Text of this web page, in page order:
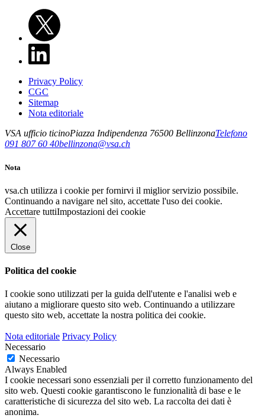
Privacy Policy
CGC
Sitemap
Nota editoriale
VSA ufficio ticinoPiazza Indipendenza 76500 BellinzonaTelefono
091 807 60 40bellinzona@vsa.ch
Nota
vsa.ch utilizza i cookie per fornirvi il miglior servizio possibile.
Continuando a navigare nel sito, accettate l'uso dei cookie.
Accettare tuttiImpostazioni dei cookie
Close
Politica del cookie
I cookie sono utilizzati per la guida dell'utente e l'analisi web e
aiutano a migliorare questo sito web. Continuando a utilizzare
questo sito web, accettate la nostra politica dei cookie.
Nota editoriale Privacy Policy
Necessario
Necessario
Always Enabled
I cookie necessari sono essenziali per il corretto funzionamento del
sito web. Questi cookie garantiscono le funzionalità di base e le
caratteristiche di sicurezza del sito web. La raccolta dei dati è
anonima.